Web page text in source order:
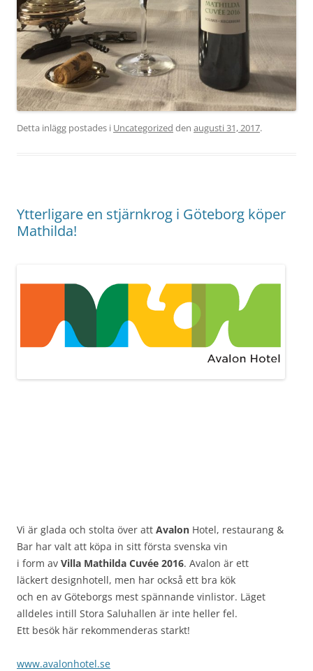
Detta inlägg postades i Uncategorized den augusti 31, 2017.
Ytterligare en stjärnkrog i Göteborg köper
Mathilda!
Vi är glada och stolta över att Avalon Hotel, restaurang &
Bar har valt att köpa in sitt första svenska vin
i form av Villa Mathilda Cuvée 2016. Avalon är ett
läckert designhotell, men har också ett bra kök
och en av Göteborgs mest spännande vinlistor. Läget
alldeles intill Stora Saluhallen är inte heller fel.
Ett besök här rekommenderas starkt!
www.avalonhotel.se